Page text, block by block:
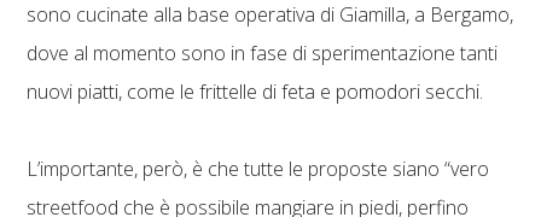
sono cucinate alla base operativa di Giamilla, a Bergamo,
dove al momento sono in fase di sperimentazione tanti
nuovi piatti, come le frittelle di feta e pomodori secchi.
L’importante, però, è che tutte le proposte siano “vero
streetfood che è possibile mangiare in piedi, perfino